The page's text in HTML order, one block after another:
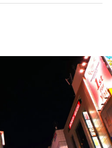
す。初め
紹介しま